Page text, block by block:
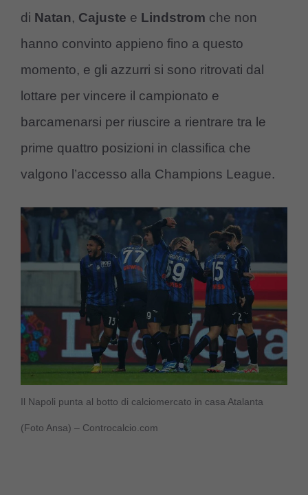
di Natan, Cajuste e Lindstrom che non
hanno convinto appieno fino a questo
momento, e gli azzurri si sono ritrovati dal
lottare per vincere il campionato e
barcamenarsi per riuscire a rientrare tra le
prime quattro posizioni in classifica che
valgono l’accesso alla Champions League.
Il Napoli punta al botto di calciomercato in casa Atalanta
(Foto Ansa) – Controcalcio.com